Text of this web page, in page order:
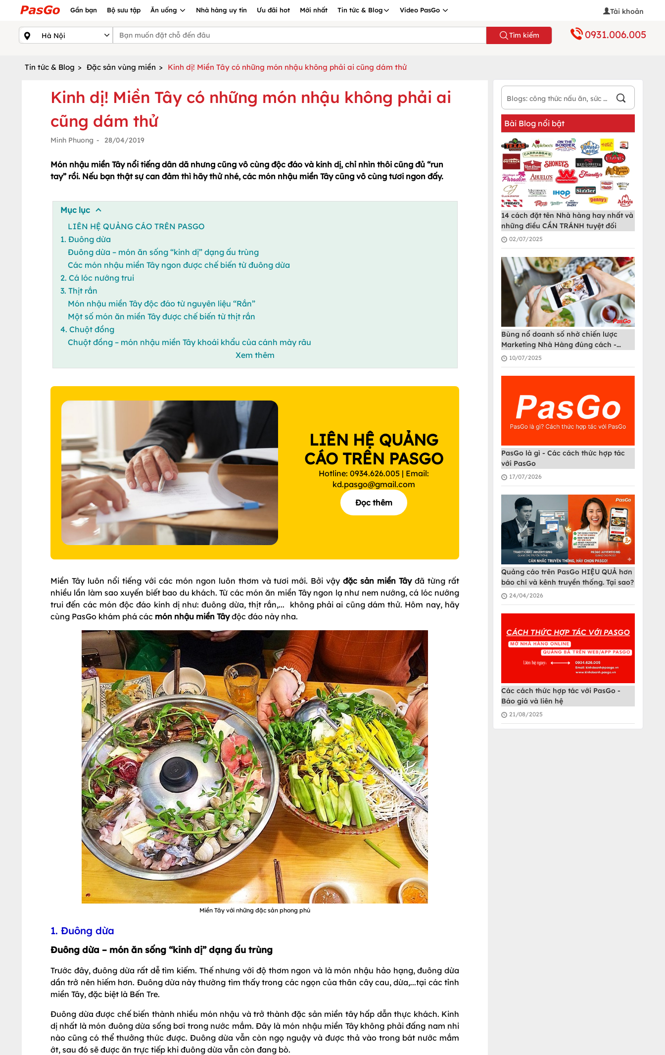
Gần bạn Bộ sưu tập Ăn uống Nhà hàng uy tín Ưu đãi hot Mới nhất Tin tức & Blog Video PasGo Tài khoản
Tìm kiếm 0931.006.005
Tin tức & Blog > Đặc sản vùng miền > Kinh dị! Miền Tây có những món nhậu không phải ai cũng dám thử
Kinh dị! Miền Tây có những món nhậu không phải ai
cũng dám thử
Minh Phuong - 28/04/2019
Món nhậu miền Tây nổi tiếng dân dã nhưng cũng vô cùng độc đáo và kinh dị, chỉ nhìn thôi cũng đủ “run
tay” rồi. Nếu bạn thật sự can đảm thì hãy thử nhé, các món nhậu miền Tây cũng vô cùng tươi ngon đấy.
Mục lục
LIÊN HỆ QUẢNG CÁO TRÊN PASGO
1. Đuông dừa
Đuông dừa – món ăn sống “kinh dị” dạng ấu trùng
Các món nhậu miền Tây ngon được chế biến từ đuông dừa
2. Cá lóc nướng trui
3. Thịt rắn
Món nhậu miền Tây độc đáo từ nguyên liệu “Rắn”
Một số món ăn miền Tây được chế biến từ thịt rắn
4. Chuột đồng
Chuột đồng – món nhậu miền Tây khoái khẩu của cánh mày râu
Xem thêm
LIÊN HỆ QUẢNG
CÁO TRÊN PASGO
Hotline: 0934.626.005 | Email:
kd.pasgo@gmail.com
Đọc thêm
Miền Tây luôn nổi tiếng với các món ngon luôn thơm và tươi mới. Bởi vậyđặc sản miền Tâyđã từng rất
nhiều lần làm sao xuyến biết bao du khách. Từ các món ăn miền Tây ngon lạ như nem nướng, cá lóc nướng
trui đến các món độc đáo kinh dị như: đuông dừa, thịt rắn,... không phải ai cũng dám thử. Hôm nay, hãy
cùng PasGo khám phá các món nhậu miền Tâyđộc đáo này nha.
Miền Tây với những đặc sản phong phú
1. Đuông dừa
Đuông dừa – món ăn sống “kinh dị” dạng ấu trùng
Trước đây, đuông dừa rất dễ tìm kiếm. Thế nhưng với độ thơm ngon và là món nhậu hảo hạng, đuông dừa
dần trở nên hiếm hơn. Đuông dừa này thường tìm thấy trong các ngọn của thân cây cau, dừa,...tại các tỉnh
miền Tây, đặc biệt là Bến Tre.
Đuông dừa được chế biến thành nhiều món nhậu và trở thành đặc sản miền tây hấp dẫn thực khách. Kinh
dị nhất là món đuông dừa sống bơi trong nước mắm. Đây là món nhậu miền Tây không phải đấng nam nhi
nào cũng có thể thưởng thức được. Đuông dừa vẫn còn ngọ nguậy và được thả vào trong bát nước mắm
ớt, sau đó sẽ được ăn trực tiếp khi đuông dừa vẫn còn đang bò.
Bài Blog nổi bật
14 cách đặt tên Nhà hàng hay nhất và
những điều CẦN TRÁNH tuyệt đối
02/07/2025
Bùng nổ doanh số nhờ chiến lược
Marketing Nhà Hàng đúng cách -
PasGo
10/07/2025
PasGo là gì - Các cách thức hợp tác
với PasGo
17/07/2026
Quảng cáo trên PasGo HIỆU QUẢ hơn
báo chí và kênh truyền thống. Tại sao?
24/04/2026
Các cách thức hợp tác với PasGo -
Báo giá và liên hệ
21/08/2025